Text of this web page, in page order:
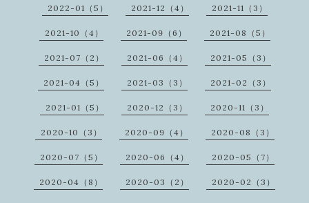
2022-01（5） 2021-12（4） 2021-11（3）
2021-10（4） 2021-09（6） 2021-08（5）
2021-07（2） 2021-06（4） 2021-05（3）
2021-04（5） 2021-03（3） 2021-02（3）
2021-01（5） 2020-12（3） 2020-11（3）
2020-10（3） 2020-09（4） 2020-08（3）
2020-07（5） 2020-06（4） 2020-05（7）
2020-04（8） 2020-03（2） 2020-02（3）